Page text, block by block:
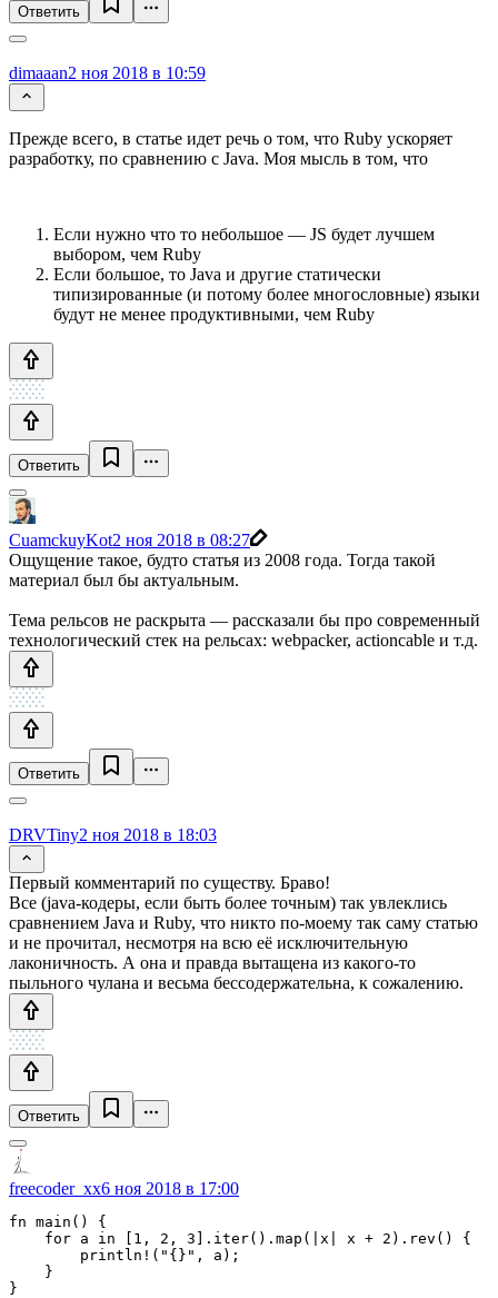
Ответить
dimaaan2 ноя 2018 в 10:59
Прежде всего, в статье идет речь о том, что Ruby ускоряет
разработку, по сравнению с Java. Моя мысль в том, что
Если нужно что то небольшое — JS будет лучшем
выбором, чем Ruby
Если большое, то Java и другие статически
типизированные (и потому более многословные) языки
будут не менее продуктивными, чем Ruby
Ответить
CuamckuyKot2 ноя 2018 в 08:27
Ощущение такое, будто статья из 2008 года. Тогда такой
материал был бы актуальным.
Тема рельсов не раскрыта — рассказали бы про современный
технологический стек на рельсах: webpacker, actioncable и т.д.
Ответить
DRVTiny2 ноя 2018 в 18:03
Первый комментарий по существу. Браво!
Все (java-кодеры, если быть более точным) так увлеклись
сравнением Java и Ruby, что никто по-моему так саму статью
и не прочитал, несмотря на всю её исключительную
лаконичность. А она и правда вытащена из какого-то
пыльного чулана и весьма бессодержательна, к сожалению.
Ответить
freecoder_xx6 ноя 2018 в 17:00
fn main() {
    for a in [1, 2, 3].iter().map(|x| x + 2).rev() {
        println!("{}", a);
    }
}